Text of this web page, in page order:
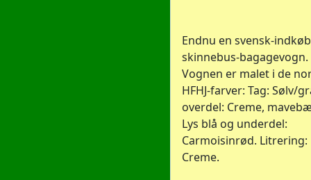
Endnu en svensk-
skinnebus-bagagevogn.
Vognen er malet i de
HFHJ-farver: Tag: Sølv/
overdel: Creme,
Lys blå og underdel:
Carmoisinrød. Litrering:
Creme.